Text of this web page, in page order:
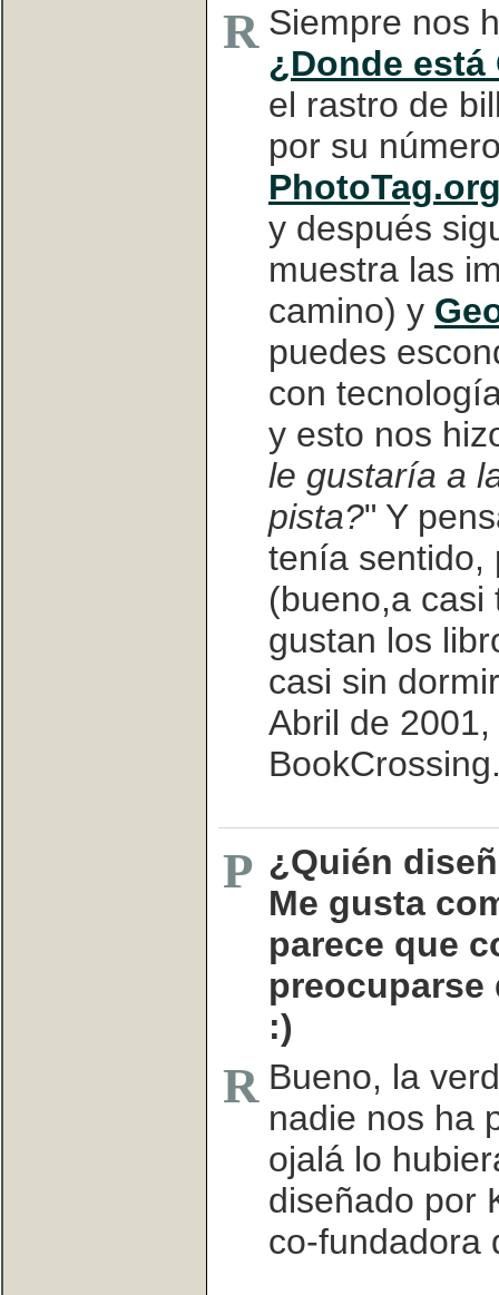
R Siempre nos
¿Donde está
el rastro de
por su
y después
muestra las
camino) y
puedes
con
y esto nos
le gustaría a
pista?" Y
tenía sentido,
(bueno,a casi
gustan los
casi sin
Abril de
P ¿Quién
Me gusta
parece que
preocuparse
:)
R Bueno, la
nadie nos ha
ojalá lo
diseñado por
co-fundadora